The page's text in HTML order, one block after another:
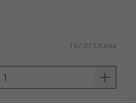
167,97 €/caixa